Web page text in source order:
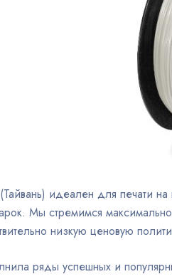
идеален для печати
Мы стремимся
низкую ценовую
ряды успешных и